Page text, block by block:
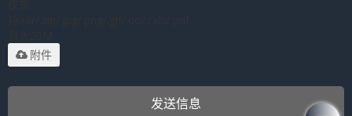
附件
发送信息